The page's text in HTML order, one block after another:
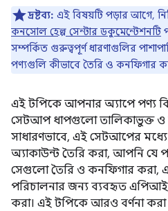
দ্রষ্টব্য: এই বিষয়টি পড়ার আগে,
কনসোল হেল্প সেন্টার ডকুমেন্টেশনটি
সম্পর্কিত গুরুত্বপূর্ণ ধারণাগুলির
পণ্যগুলি কীভাবে তৈরি ও কনফিগার
এই টপিকে আপনার অ্যাপে পণ্য
সেটআপ ধাপগুলো তালিকাভুক্ত ও
সাধারণভাবে, এই সেটআপের
অ্যাকাউন্ট তৈরি করা, আপনি যে
সেগুলো তৈরি ও কনফিগার করা,
পরিচালনার জন্য ব্যবহৃত
করা। এই টপিকে আরও বর্ণনা